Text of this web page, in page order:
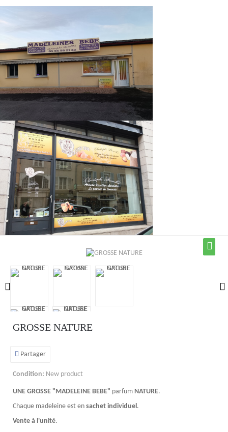
GROSSE NATURE
Partager
Condition: New product
UNE GROSSE "MADELEINE BEBE" parfum NATURE.
Chaque madeleine est en sachet individuel.
Vente à l'unité.